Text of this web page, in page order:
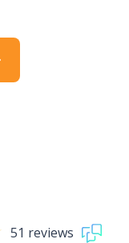
51 reviews